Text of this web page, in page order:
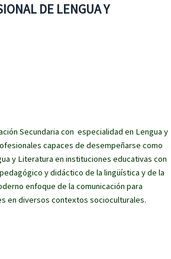
DE LENGUA Y
Secundaria con especialidad en Lengua y
capaces de desempeñarse como
y Literatura en instituciones educativas con
y didáctico de la lingüística y de la
enfoque de la comunicación para
en diversos contextos socioculturales.